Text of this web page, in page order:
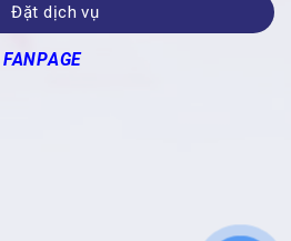
Đặt dịch vụ
FANPAGE